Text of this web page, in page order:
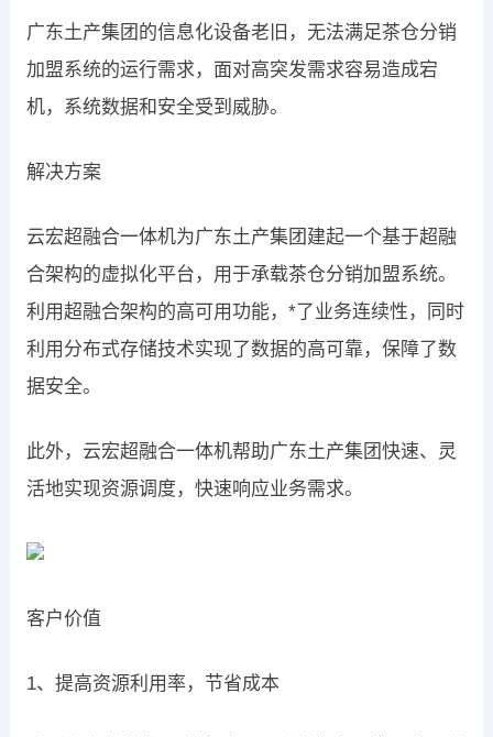
广东土产集团的信息化设备老旧，无法满足茶仓分销
加盟系统的运行需求，面对高突发需求容易造成宕
机，系统数据和安全受到威胁。
解决方案
云宏超融合一体机为广东土产集团建起一个基于超融
合架构的虚拟化平台，用于承载茶仓分销加盟系统。
利用超融合架构的高可用功能，*了业务连续性，同时
利用分布式存储技术实现了数据的高可靠，保障了数
据安全。
此外，云宏超融合一体机帮助广东土产集团快速、灵
活地实现资源调度，快速响应业务需求。
客户价值
1、提高资源利用率，节省成本